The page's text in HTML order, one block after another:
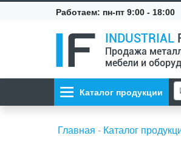
Работаем: пн-пт 9:00 - 18:00
INDUSTRIAL
Продажа
мебели и
Каталог продукции
Главная - Каталог